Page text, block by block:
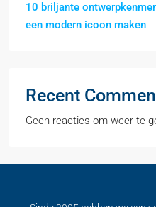
10 briljante
een modern icoon maken
Recent
Geen reacties om weer te